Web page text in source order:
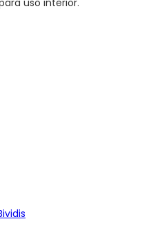
uso interior.